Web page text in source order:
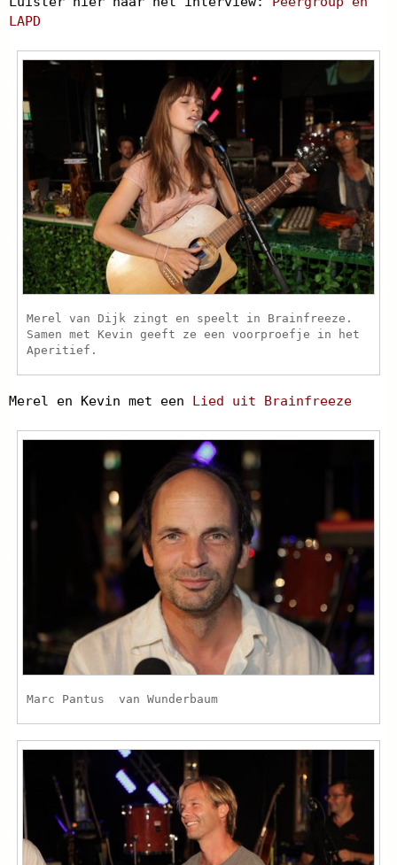
LAPD
Merel van Dijk zingt en speelt in Brainfreeze.
Samen met Kevin geeft ze een voorproefje in het
Aperitief.
Merel en Kevin met een Lied uit Brainfreeze
Marc Pantus van Wunderbaum